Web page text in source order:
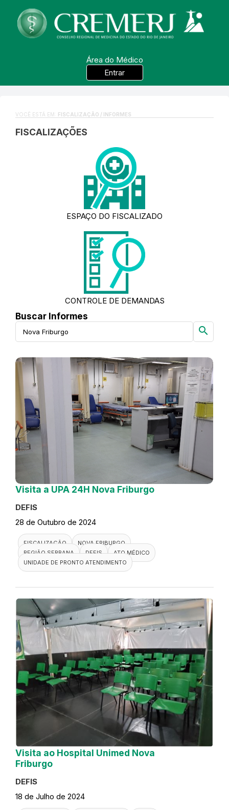
Área do Médico
Entrar
VOCÊ ESTÁ EM: FISCALIZAÇÃO / INFORMES
FISCALIZAÇÕES
ESPAÇO DO FISCALIZADO
CONTROLE DE DEMANDAS
Buscar Informes
search
Visita a UPA 24H Nova Friburgo
DEFIS
28 de Outubro de 2024
FISCALIZAÇÃO
NOVA FRIBURGO
REGIÃO SERRANA
DEFIS
ATO MÉDICO
UNIDADE DE PRONTO ATENDIMENTO
Visita ao Hospital Unimed Nova
Friburgo
DEFIS
18 de Julho de 2024